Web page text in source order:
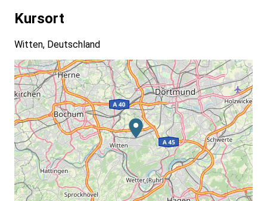
Institutionen und Firmen, als Ansprechpartner/-in für
Rahmen einer „Erstversorgung“, die mehrere Gespräche
umfassen kann, begleiten möchten.
Kursort
Witten, Deutschland